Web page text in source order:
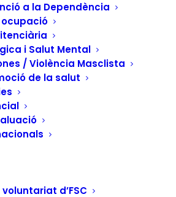
a la Dependència
ocupació
i Salut Mental
/ Violència Masclista
de la salut
d’FSC
Malva de FSC
nova edició del curs
de gènere i
format online
i Comunitat (FSC), a través
presenta una nova edició
per a professionals
gènere i drogues”, que se…
Salud y Comunidad